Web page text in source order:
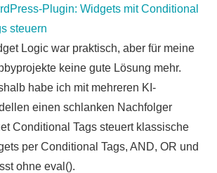
Plugin: Widgets mit Conditional
steuern
Logic war praktisch, aber für meine
keine gute Lösung mehr.
habe ich mit mehreren KI-
einen schlanken Nachfolger
Conditional Tags steuert klassische
per Conditional Tags, AND, OR und
ohne eval().